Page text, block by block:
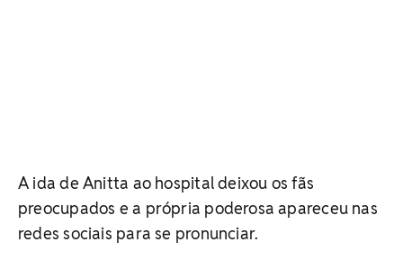
A ida de Anitta ao hospital deixou os fãs
preocupados e a própria poderosa apareceu nas
redes sociais para se pronunciar.